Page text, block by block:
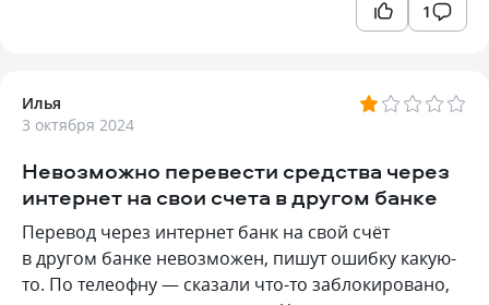
1
Илья
3 октября 2024
Невозможно перевести средства через
интернет на свои счета в другом банке
Перевод через интернет банк на свой счёт
в другом банке невозможен, пишут ошибку какую-
то. По телеофну — сказали что-то заблокировано,